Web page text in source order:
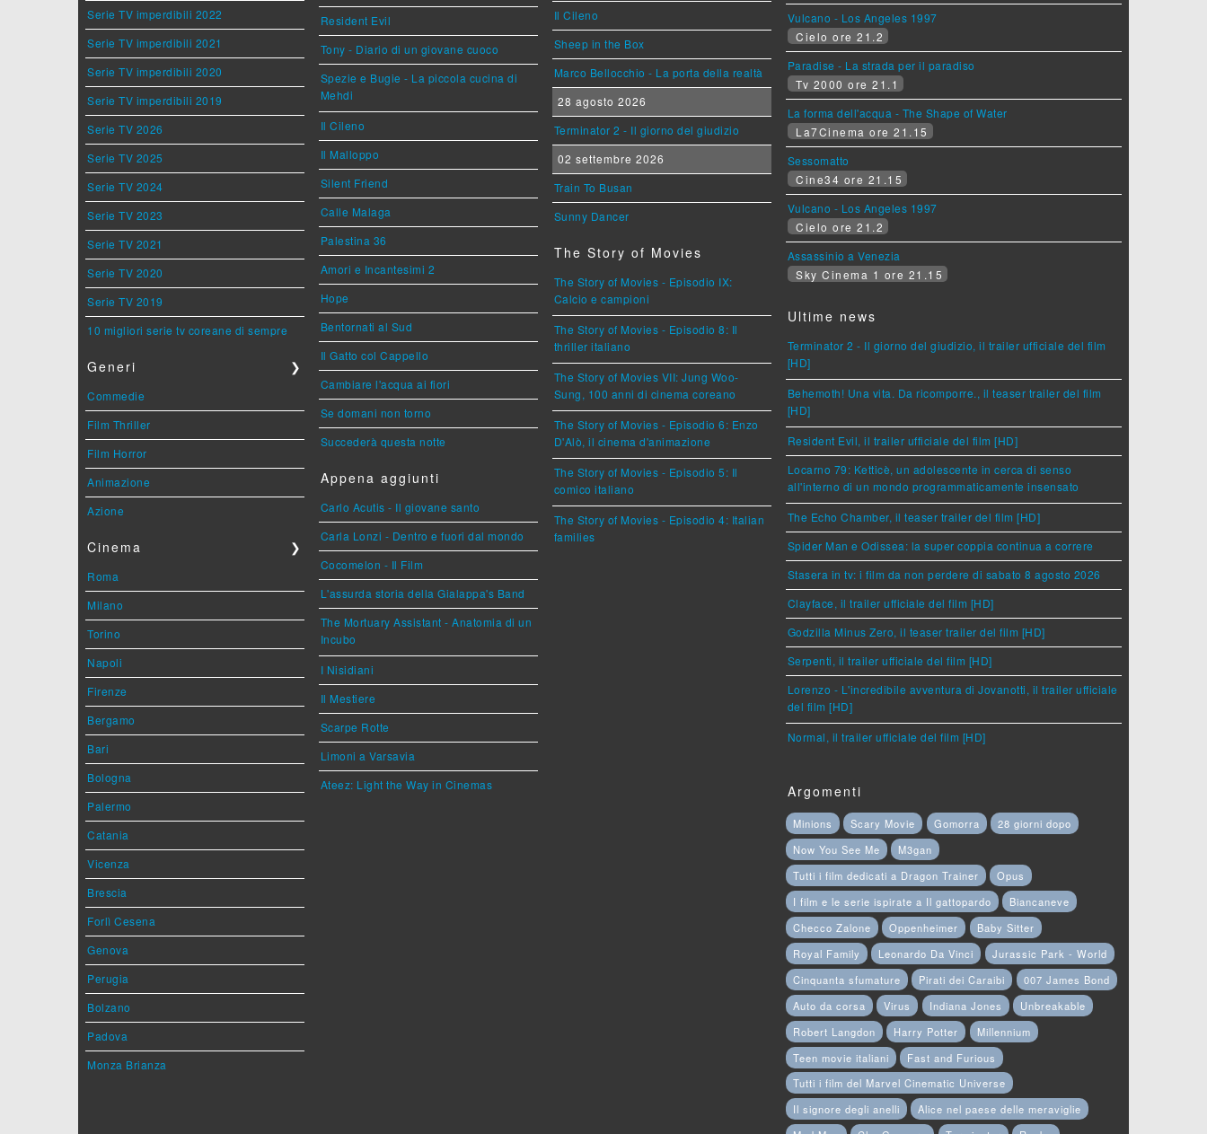
Serie TV imperdibili 2022
Serie TV imperdibili 2021
Serie TV imperdibili 2020
Serie TV imperdibili 2019
Serie TV 2026
Serie TV 2025
Serie TV 2024
Serie TV 2023
Serie TV 2021
Serie TV 2020
Serie TV 2019
10 migliori serie tv coreane di sempre
Generi ❯
Commedie
Film Thriller
Film Horror
Animazione
Azione
Cinema ❯
Roma
Milano
Torino
Napoli
Firenze
Bergamo
Bari
Bologna
Palermo
Catania
Vicenza
Brescia
Forlì Cesena
Genova
Perugia
Bolzano
Padova
Monza Brianza
Resident Evil
Tony - Diario di un giovane cuoco
Spezie e Bugie - La piccola cucina di
Mehdi
Il Cileno
Il Malloppo
Silent Friend
Calle Malaga
Palestina 36
Amori e Incantesimi 2
Hope
Bentornati al Sud
Il Gatto col Cappello
Cambiare l'acqua ai fiori
Se domani non torno
Succederà questa notte
Appena aggiunti
Carlo Acutis - Il giovane santo
Carla Lonzi - Dentro e fuori dal mondo
Cocomelon - Il Film
L'assurda storia della Gialappa's Band
The Mortuary Assistant - Anatomia di un
Incubo
I Nisidiani
Il Mestiere
Scarpe Rotte
Limoni a Varsavia
Ateez: Light the Way in Cinemas
Il Cileno
Sheep in the Box
Marco Bellocchio - La porta della realtà
28 agosto 2026
Terminator 2 - Il giorno del giudizio
02 settembre 2026
Train To Busan
Sunny Dancer
The Story of Movies
The Story of Movies - Episodio IX:
Calcio e campioni
The Story of Movies - Episodio 8: Il
thriller italiano
The Story of Movies VII: Jung Woo-
Sung, 100 anni di cinema coreano
The Story of Movies - Episodio 6: Enzo
D'Alò, il cinema d'animazione
The Story of Movies - Episodio 5: Il
comico italiano
The Story of Movies - Episodio 4: Italian
families
Vulcano - Los Angeles 1997
Cielo ore 21.2
Paradise - La strada per il paradiso
Tv 2000 ore 21.1
La forma dell'acqua - The Shape of Water
La7Cinema ore 21.15
Sessomatto
Cine34 ore 21.15
Vulcano - Los Angeles 1997
Cielo ore 21.2
Assassinio a Venezia
Sky Cinema 1 ore 21.15
Ultime news
Terminator 2 - Il giorno del giudizio, il trailer ufficiale del film
[HD]
Behemoth! Una vita. Da ricomporre., il teaser trailer del film
[HD]
Resident Evil, il trailer ufficiale del film [HD]
Locarno 79: Ketticè, un adolescente in cerca di senso
all'interno di un mondo programmaticamente insensato
The Echo Chamber, il teaser trailer del film [HD]
Spider Man e Odissea: la super coppia continua a correre
Stasera in tv: i film da non perdere di sabato 8 agosto 2026
Clayface, il trailer ufficiale del film [HD]
Godzilla Minus Zero, il teaser trailer del film [HD]
Serpenti, il trailer ufficiale del film [HD]
Lorenzo - L'incredibile avventura di Jovanotti, il trailer ufficiale
del film [HD]
Normal, il trailer ufficiale del film [HD]
Argomenti
Minions Scary Movie Gomorra
28 giorni dopo
Now You See Me
M3gan
Tutti i film dedicati a Dragon Trainer
Opus
I film e le serie ispirate a Il gattopardo
Biancaneve
Checco Zalone
Oppenheimer
Baby Sitter
Royal Family
Leonardo Da Vinci
Jurassic Park - World
Cinquanta sfumature
Pirati dei Caraibi
007 James Bond
Auto da corsa
Virus Indiana Jones
Unbreakable
Robert Langdon
Harry Potter
Millennium
Teen movie italiani
Fast and Furious
Tutti i film del Marvel Cinematic Universe
Il signore degli anelli
Alice nel paese delle meraviglie